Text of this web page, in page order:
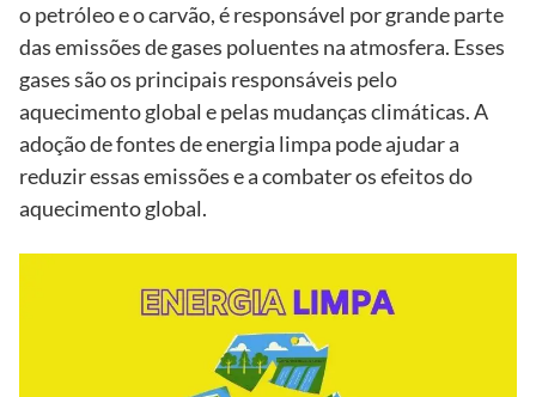
o petróleo e o carvão, é responsável por grande parte
das emissões de gases poluentes na atmosfera. Esses
gases são os principais responsáveis pelo
aquecimento global e pelas mudanças climáticas. A
adoção de fontes de energia limpa pode ajudar a
reduzir essas emissões e a combater os efeitos do
aquecimento global.